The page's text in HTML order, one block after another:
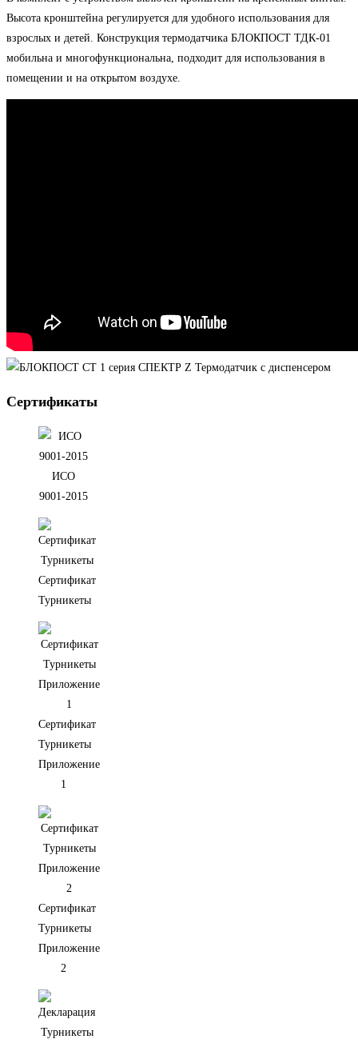
Высота кронштейна регулируется для удобного использования для
взрослых и детей. Конструкция термодатчика БЛОКПОСТ ТДК-01
мобильна и многофункциональна, подходит для использования в
помещении и на открытом воздухе.
Сертификаты
ИСО
9001-2015
Сертификат
Турникеты
Сертификат
Турникеты
Приложение
1
Сертификат
Турникеты
Приложение
2